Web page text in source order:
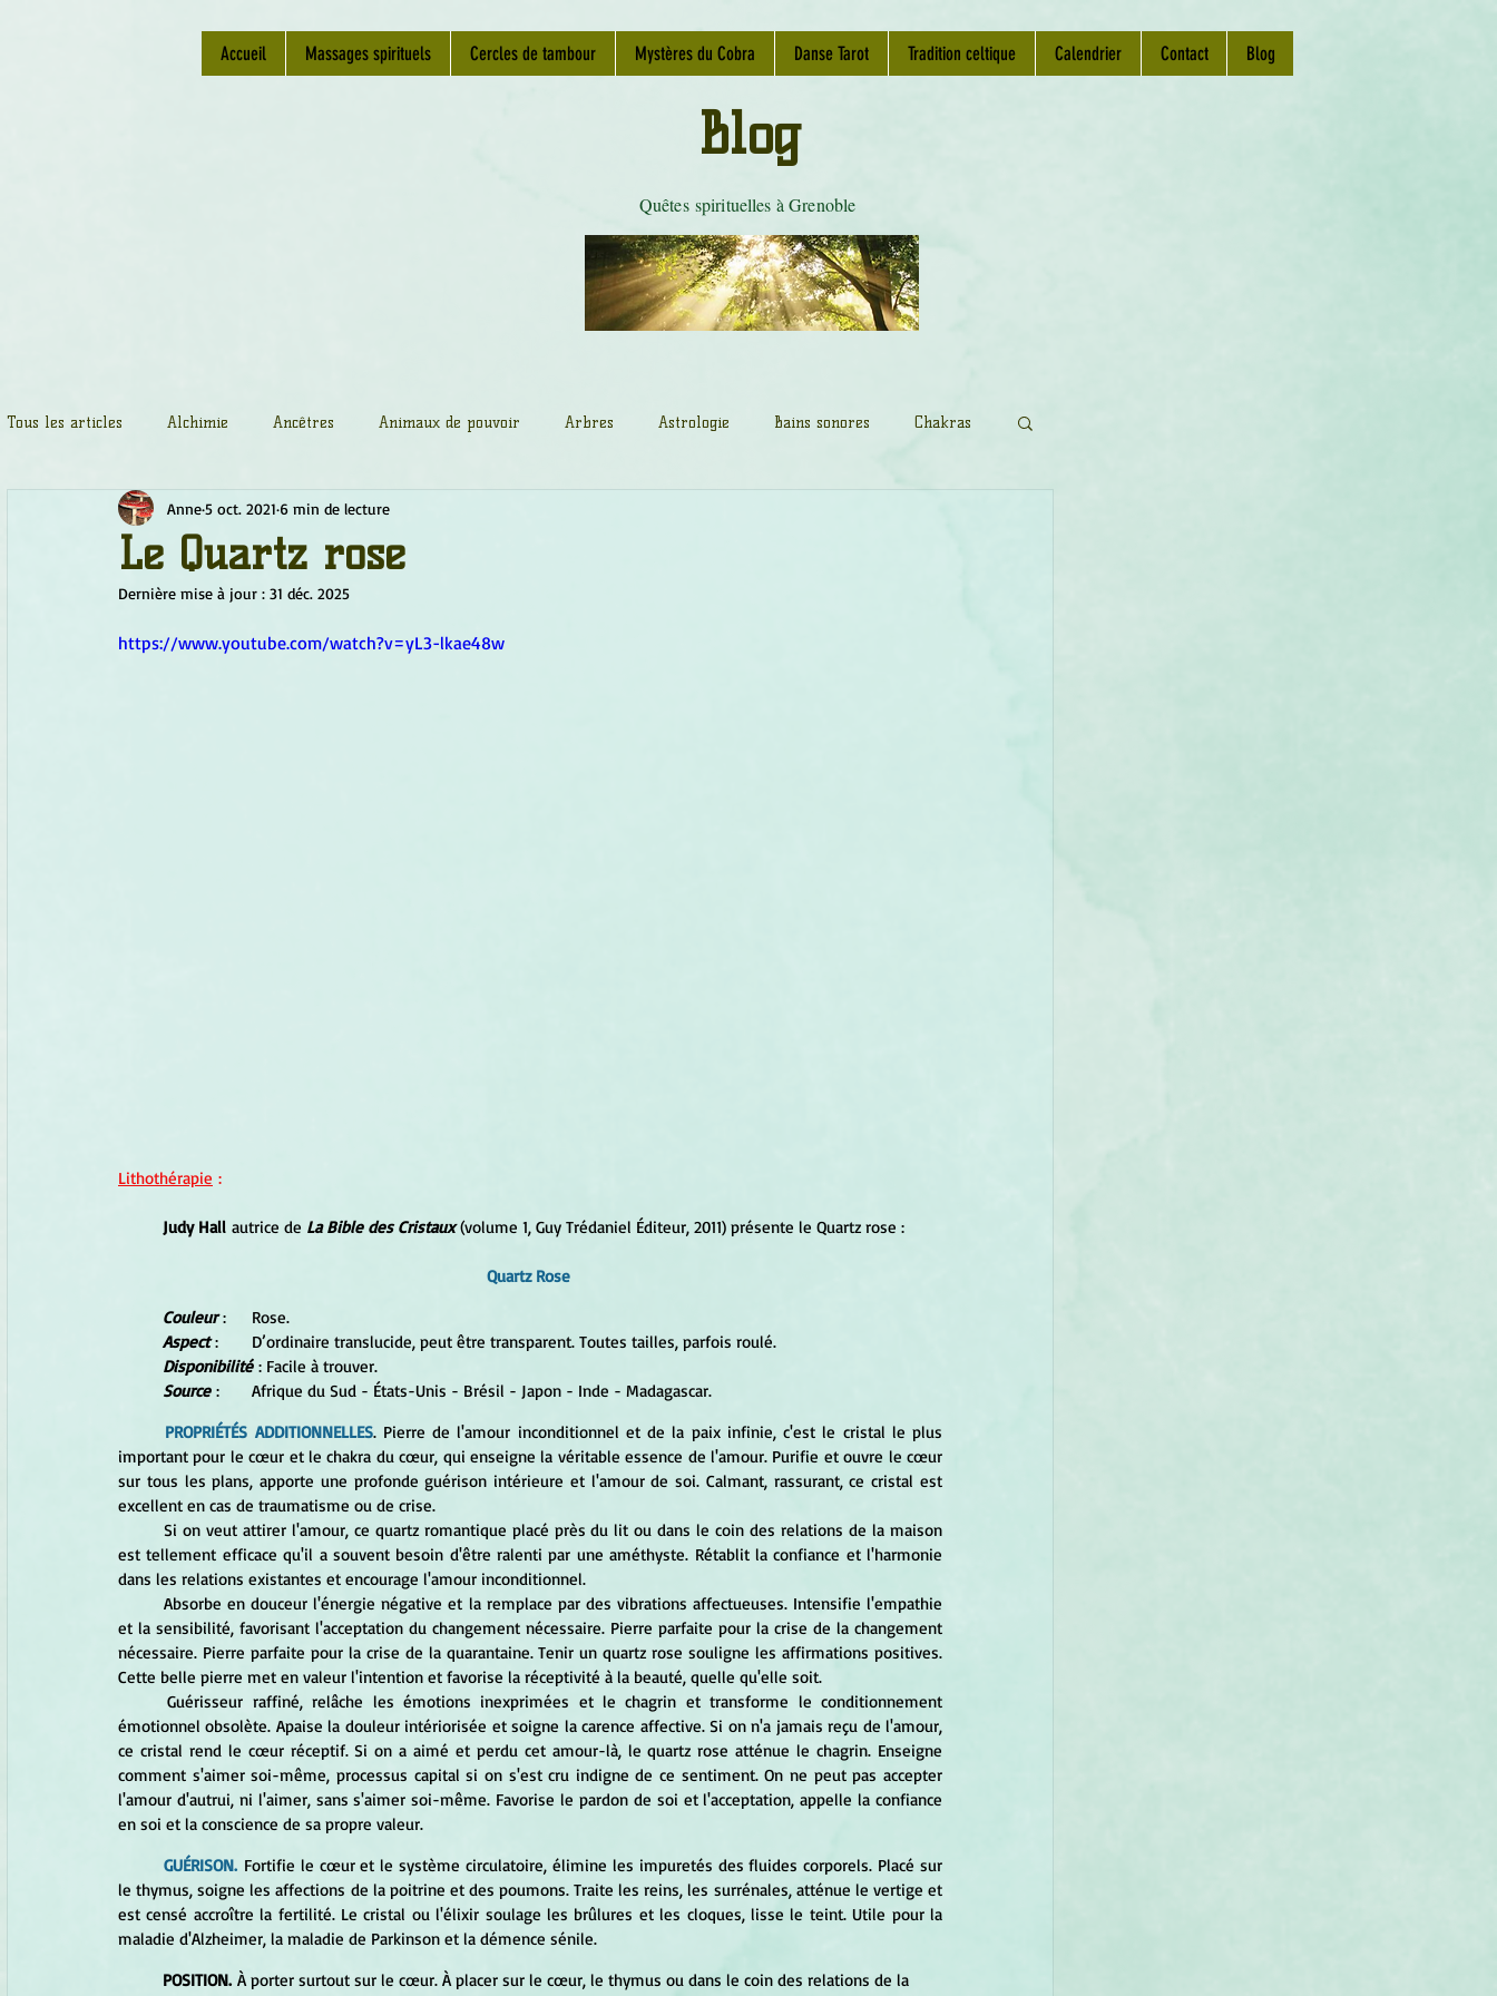
Accueil Massages spirituels Cercles de tambour Mystères du Cobra Danse Tarot Tradition celtique Calendrier Contact Blog
Quêtes spirituelles à Grenoble
Blog
Tous les articles Alchimie Ancêtres Animaux de pouvoir Arbres Astrologie Bains sonores Chakras
Chamanisme Champignons Conscience
Fleurs de Bach Géométrie sacrée
Le Quartz rose
Anne5 oct. 2021 6 min de lecture
Dernière mise à jour : 31 déc. 2025
https://www.youtube.com/watch?v=yL3-lkae48w
Lithothérapie :
Judy Hall autrice de La Bible des Cristaux (volume 1, Guy Trédaniel Éditeur, 2011) présente le Quartz rose :
Quartz Rose
Couleur
:	Rose.
Aspect
:	D’ordinaire translucide, peut être transparent. Toutes tailles, parfois roulé.
Disponibilité : Facile à trouver.
Source
:	Afrique du Sud - États-Unis - Brésil - Japon - Inde - Madagascar.
PROPRIÉTÉS ADDITIONNELLES. Pierre de l'amour inconditionnel et de la paix infinie, c'est le cristal le plus
important pour le cœur et le chakra du cœur, qui enseigne la véritable essence de l'amour. Purifie et ouvre le cœur
sur tous les plans, apporte une profonde guérison intérieure et l'amour de soi. Calmant, rassurant, ce cristal est
excellent en cas de traumatisme ou de crise.
est tellement efficace qu'il a souvent besoin d'être ralenti par une améthyste. Rétablit la confiance et l'harmonie
dans les relations existantes et encourage l'amour inconditionnel.
	Absorbe en douceur l'énergie négative et la remplace par des vibrations affectueuses. Intensifie l'empathie
et la sensibilité, favorisant l'acceptation du changement nécessaire. Pierre parfaite pour la crise de la changement
nécessaire. Pierre parfaite pour la crise de la quarantaine. Tenir un quartz rose souligne les affirmations positives.
Cette belle pierre met en valeur l'intention et favorise la réceptivité à la beauté, quelle qu'elle soit.
	Guérisseur raffiné, relâche les émotions inexprimées et le chagrin et transforme le conditionnement
émotionnel obsolète. Apaise la douleur intériorisée et soigne la carence affective. Si on n'a jamais reçu de l'amour,
ce cristal rend le cœur réceptif. Si on a aimé et perdu cet amour-là, le quartz rose atténue le chagrin. Enseigne
comment s'aimer soi-même, processus capital si on s'est cru indigne de ce sentiment. On ne peut pas accepter
l'amour d'autrui, ni l'aimer, sans s'aimer soi-même. Favorise le pardon de soi et l'acceptation, appelle la confiance
en soi et la conscience de sa propre valeur.
GUÉRISON. Fortifie le cœur et le système circulatoire, élimine les impuretés des fluides corporels. Placé sur
le thymus, soigne les affections de la poitrine et des poumons. Traite les reins, les surrénales, atténue le vertige et
est censé accroître la fertilité. Le cristal ou l'élixir soulage les brûlures et les cloques, lisse le teint. Utile pour la
maladie d'Alzheimer, la maladie de Parkinson et la démence sénile.
POSITION. À porter surtout sur le cœur. À placer sur le cœur, le thymus ou dans le coin des relations de la